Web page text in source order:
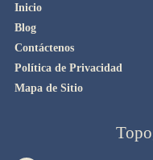
Inicio
Blog
Contáctenos
Política de Privacidad
Mapa de Sitio